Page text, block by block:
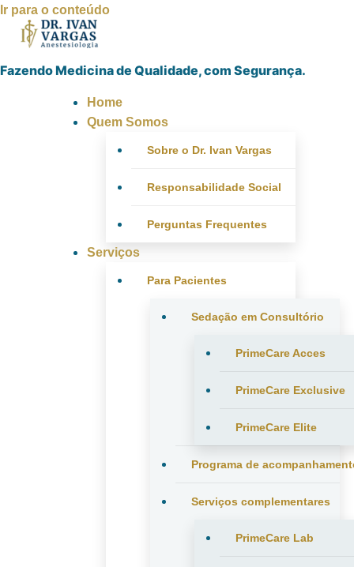
Ir para o conteúdo
Fazendo Medicina de Qualidade, com Segurança.
Home
Quem Somos
Sobre o Dr. Ivan Vargas
Responsabilidade Social
Perguntas Frequentes
Serviços
Para Pacientes
Sedação em Consultório
PrimeCare Acces
PrimeCare Exclusive
PrimeCare Elite
Programa de
Serviços complementares
PrimeCare Lab